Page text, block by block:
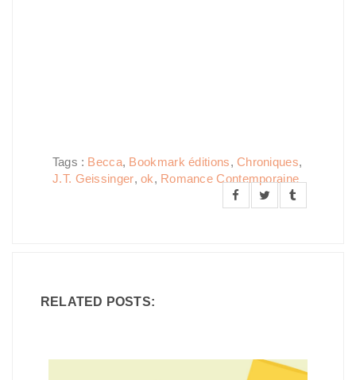
Tags : Becca, Bookmark éditions, Chroniques,
J.T. Geissinger, ok, Romance Contemporaine
RELATED POSTS: